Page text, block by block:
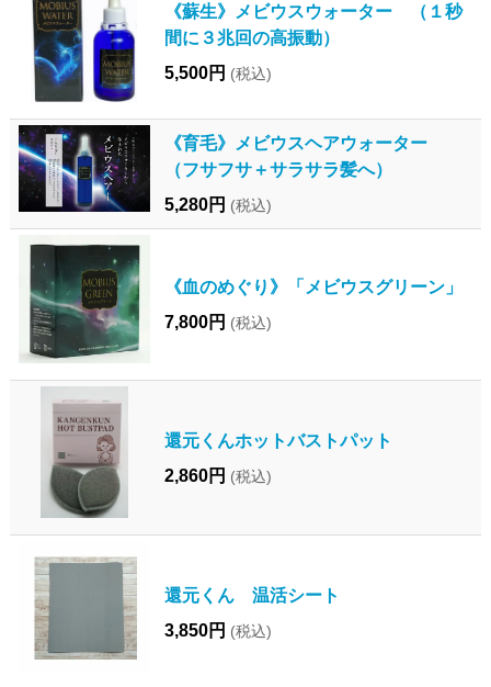
《蘇生》メビウスウォーター （１秒
間に３兆回の高振動）
5,500円 (税込)
《育毛》メビウスヘアウォーター
（フサフサ＋サラサラ髪へ）
5,280円 (税込)
《血のめぐり》「メビウスグリーン」
7,800円 (税込)
還元くんホットバストパット
2,860円 (税込)
還元くん 温活シート
3,850円 (税込)